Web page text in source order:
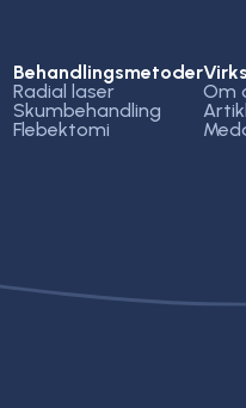
Behandlingsmetoder
Radial laser
Skumbehandling
Flebektomi
Om